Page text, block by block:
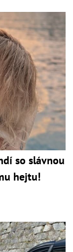
so slávnou
hejtu!